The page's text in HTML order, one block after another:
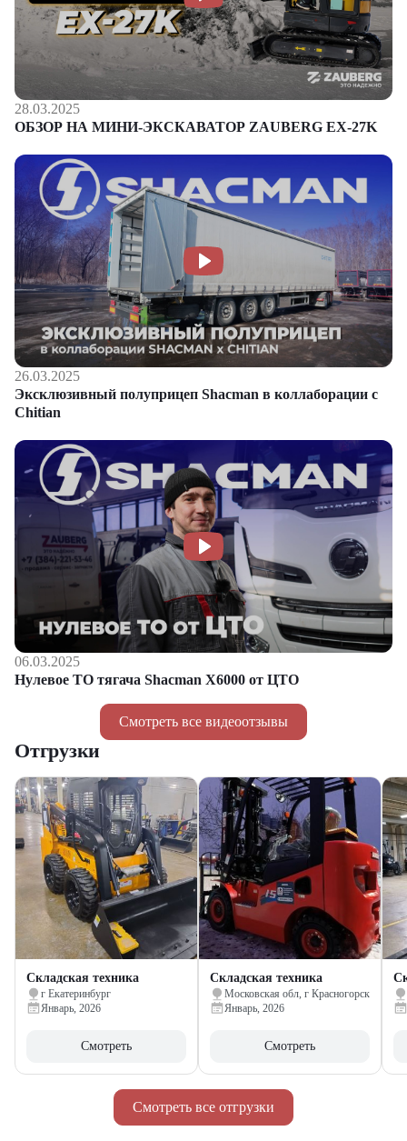
Смотреть все видеоотзывы
28.03.2025
ОБЗОР НА МИНИ-ЭКСКАВАТОР ZAUBERG EX-27K
26.03.2025
Эксклюзивный полуприцеп Shacman в коллаборации с
Chitian
06.03.2025
Нулевое ТО тягача Shacman Х6000 от ЦТО
Смотреть все отгрузки
Отгрузки
Складская техника
г Екатеринбург
Январь, 2026
Смотреть
Складская техника
Московская обл, г Красногорск
Январь, 2026
Смотреть